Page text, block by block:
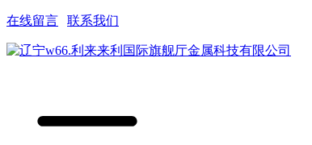
在线留言 联系我们